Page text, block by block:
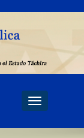
Toggle